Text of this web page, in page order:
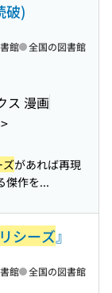
破)
ス 漫画
館 全国の図書館
ズがあれば再現
傑作を...
シーズ』
館 全国の図書館